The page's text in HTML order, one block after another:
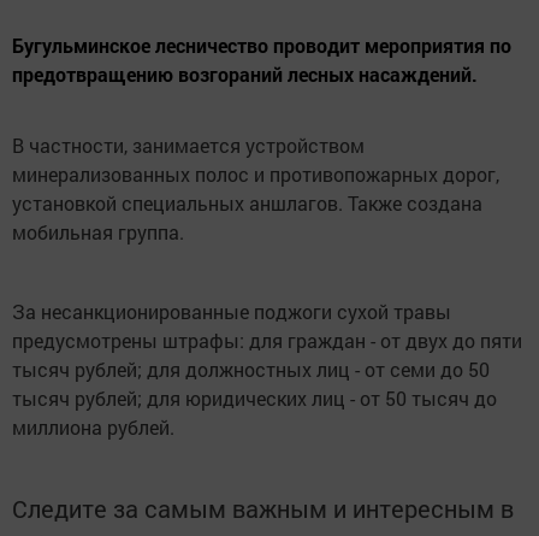
Бугульминское лесничество проводит мероприятия по
предотвращению возгораний лесных насаждений.
В частности, занимается устройством
минерализованных полос и противопожарных дорог,
установкой специальных аншлагов. Также создана
мобильная группа.
За несанкционированные поджоги сухой травы
предусмотрены штрафы: для граждан - от двух до пяти
тысяч рублей; для должностных лиц - от семи до 50
тысяч рублей; для юридических лиц - от 50 тысяч до
миллиона рублей.
Следите за самым важным и интересным в